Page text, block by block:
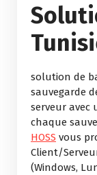
solution de
sauvegarde
serveur
chaque
HOSS vous
Client/
(Windows,